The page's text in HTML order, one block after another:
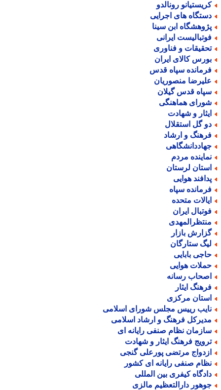
رونالدو
های اجرایی
ابن سینا
ایرانی
و فناوری
کالای ایران
سپاه قدس
منصوریان
قدس گیلان
هماهنگی
و شهادت
گل استقلال
و ارشاد
مردم
لرستان
هوایی
سپاه
متحده
ایران
بازار
ستارگان
بابایی
هوایی
رسانه
ایثار
مرکزی
رییس مجلس شورای اسلامی
فرهنگ و ارشاد اسلامی
نظام صنفی رایانه ای
فرهنگ ایثار و شهادت
مرتضی پورعلی گنجی
صنفی رایانه ای کشور
کیفری بین المللی
دارالتعظیم مالزی